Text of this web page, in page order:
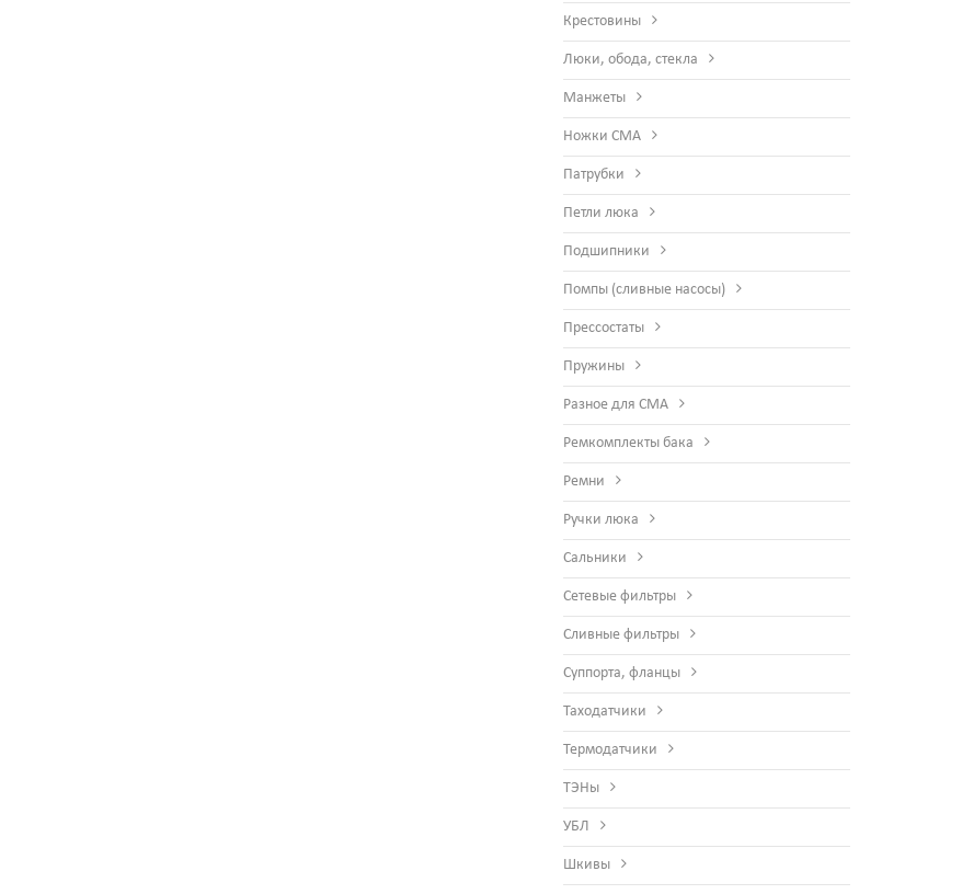
Крестовины
Люки, обода, стекла
Манжеты
Ножки СМА
Патрубки
Петли люка
Подшипники
Помпы (сливные насосы)
Прессостаты
Пружины
Разное для СМА
Ремкомплекты бака
Ремни
Ручки люка
Сальники
Сетевые фильтры
Сливные фильтры
Суппорта, фланцы
Таходатчики
Термодатчики
ТЭНы
УБЛ
Шкивы